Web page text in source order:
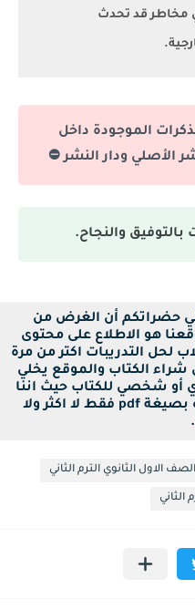
مخاطر قد تحدث
الموجودة داخل
الأصلي ودار النشر ⛔
والنجاح.
حضراتكم أن الغرض من
هو الاطلاع على محتوى
لحل التدريبات اكتر من مرة
الكتاب والموقع يخلي
أو شخصي للكتاب حيث اننا
نشاركه من المصادر التي توفره بصيغة pdf فقط لا اكثر ولا
الصف الاول الثانوي الترم الثاني
الثاني